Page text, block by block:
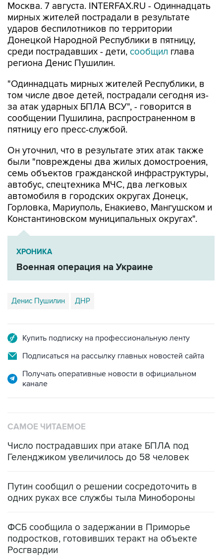
Москва. 7 августа. INTERFAX.RU - Одиннадцать
мирных жителей пострадали в результате
ударов беспилотников по территории
Донецкой Народной Республики в пятницу,
среди пострадавших - дети, сообщил глава
региона Денис Пушилин.
"Одиннадцать мирных жителей Республики, в
том числе двое детей, пострадали сегодня из-
за атак ударных БПЛА ВСУ", - говорится в
сообщении Пушилина, распространенном в
пятницу его пресс-службой.
Он уточнил, что в результате этих атак также
были "повреждены два жилых домостроения,
семь объектов гражданской инфраструктуры,
автобус, спецтехника МЧС, два легковых
автомобиля в городских округах Донецк,
Горловка, Мариуполь, Енакиево, Мангушском и
Константиновском муниципальных округах".
ХРОНИКА
Военная операция на Украине
Денис Пушилин ДНР
Купить подписку на профессиональную ленту
Подписаться на рассылку главных новостей сайта
Получать оперативные новости в официальном
канале
САМОЕ ЧИТАЕМОЕ
Число пострадавших при атаке БПЛА под
Геленджиком увеличилось до 58 человек
Путин сообщил о решении сосредоточить в
одних руках все службы тыла Минобороны
ФСБ сообщила о задержании в Приморье
подростков, готовивших теракт на объекте
Росгвардии